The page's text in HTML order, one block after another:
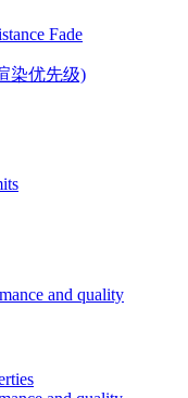
Fade
染优先级)
and quality